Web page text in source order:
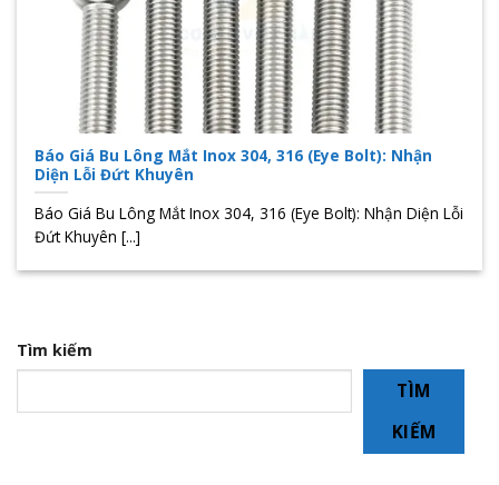
Báo Giá Bu Lông Mắt Inox 304, 316 (Eye Bolt): Nhận
Diện Lỗi Đứt Khuyên
Báo Giá Bu Lông Mắt Inox 304, 316 (Eye Bolt): Nhận Diện Lỗi
Đứt Khuyên [...]
Tìm kiếm
TÌM
KIẾM